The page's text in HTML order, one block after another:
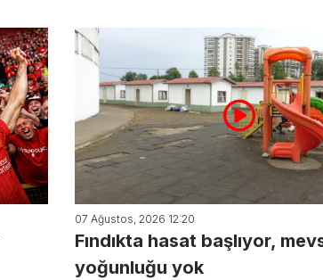
07 Ağustos, 2026 12:20
Fındıkta hasat başlıyor,
yoğunluğu yok